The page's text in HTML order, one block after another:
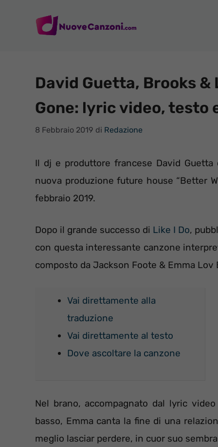
David Guetta, Brooks &
Gone: lyric video, testo
8 Febbraio 2019 di Redazione
Il dj e produttore francese David Guetta
nuova produzione future house “Better
febbraio 2019.
Dopo il grande successo di Like I Do,
con questa interessante canzone
composto da Jackson Foote & Emma Lov
Vai direttamente alla
traduzione
Vai direttamente al testo
Dove ascoltare la canzone
Nel brano, accompagnato dal lyric
basso, Emma canta la fine di una
meglio lasciar perdere, in cuor suo